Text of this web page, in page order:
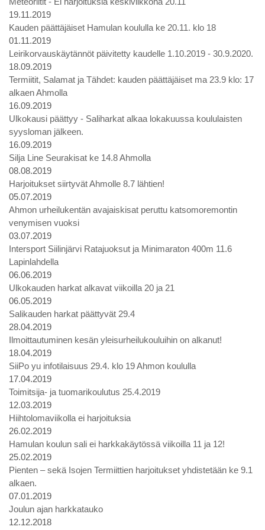
19.11.2019
Kauden päättäjäiset Hamulan koululla ke 20.11. klo 18
01.11.2019
Leirikorvauskäytännöt päivitetty kaudelle 1.10.2019 - 30.9.2020.
18.09.2019
Termiitit, Salamat ja Tähdet: kauden päättäjäiset ma 23.9 klo: 17
alkaen Ahmolla
16.09.2019
Ulkokausi päättyy - Saliharkat alkaa lokakuussa koululaisten
syysloman jälkeen.
16.09.2019
Silja Line Seurakisat ke 14.8 Ahmolla
08.08.2019
Harjoitukset siirtyvät Ahmolle 8.7 lähtien!
05.07.2019
Ahmon urheilukentän avajaiskisat peruttu katsomoremontin
venymisen vuoksi
03.07.2019
Intersport Siilinjärvi Ratajuoksut ja Minimaraton 400m 11.6
Lapinlahdella
06.06.2019
Ulkokauden harkat alkavat viikoilla 20 ja 21
06.05.2019
Salikauden harkat päättyvät 29.4
28.04.2019
Ilmoittautuminen kesän yleisurheilukouluihin on alkanut!
18.04.2019
SiiPo yu infotilaisuus 29.4. klo 19 Ahmon koululla
17.04.2019
Toimitsija- ja tuomarikoulutus 25.4.2019
12.03.2019
Hiihtolomaviikolla ei harjoituksia
26.02.2019
Hamulan koulun sali ei harkkakäytössä viikoilla 11 ja 12!
25.02.2019
Pienten – sekä Isojen Termiittien harjoitukset yhdistetään ke 9.1
alkaen.
07.01.2019
Joulun ajan harkkatauko
12.12.2018